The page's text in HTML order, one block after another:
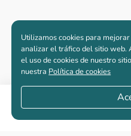
Compartir
Apartamentos nuevos
Utilizamos cookies para
analizar el tráfico del sitio web.
el uso de cookies de nuestro
nuestra Política de cookies